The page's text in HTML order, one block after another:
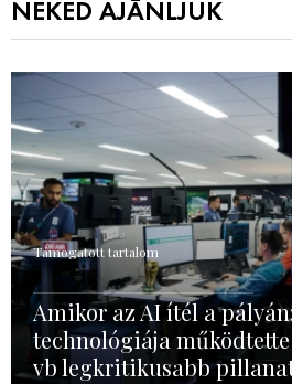
NEKED AJÁNLJUK
Támogatott tartalom
Amikor az AI ítél a
technológiája
vb legkritikusabb